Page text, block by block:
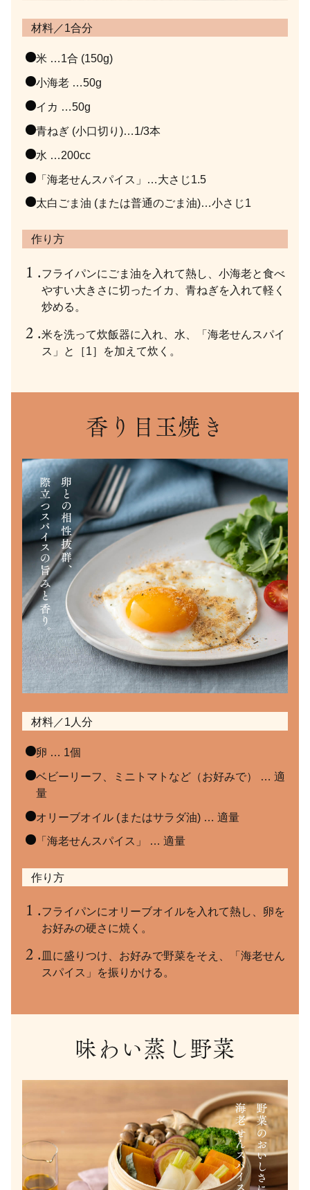
材料／1合分
米 …1合 (150g)
小海老 …50g
イカ …50g
青ねぎ (小口切り)…1/3本
水 …200cc
「海老せんスパイス」…大さじ1.5
太白ごま油 (または普通のごま油)…小さじ1
作り方
フライパンにごま油を入れて熱し、小海老と食べ
やすい大きさに切ったイカ、青ねぎを入れて軽く
炒める。
米を洗って炊飯器に入れ、水、「海老せんスパイ
ス」と［1］を加えて炊く。
香り目玉焼き
材料／1人分
卵 … 1個
ベビーリーフ、ミニトマトなど（お好みで） … 適
量
オリーブオイル (またはサラダ油) … 適量
「海老せんスパイス」 … 適量
作り方
フライパンにオリーブオイルを入れて熱し、卵を
お好みの硬さに焼く。
皿に盛りつけ、お好みで野菜をそえ、「海老せん
スパイス」を振りかける。
味わい蒸し野菜